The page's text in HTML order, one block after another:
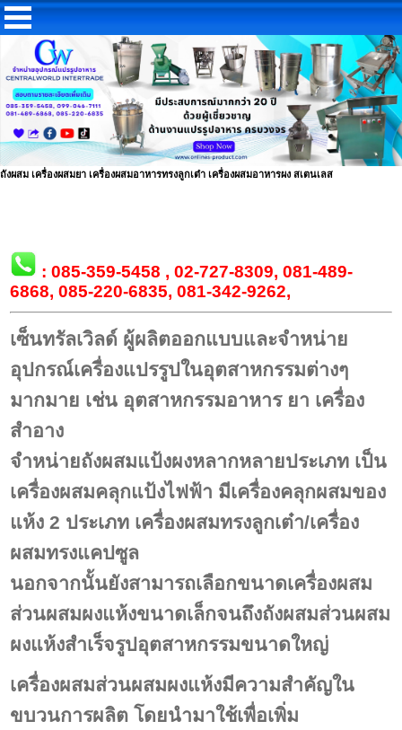
ถังผสม เครื่องผสมยา เครื่องผสมอาหารทรงลูกเต๋า เครื่องผสมอาหารผง สเตนเลส
:085-359-5458 ,02-727-8309,081-489-
6868, 085-220-6835,081-342-9262,
เซ็นทรัลเวิลด์ ผู้ผลิตออกแบบและจำหน่าย
อุปกรณ์เครื่องแปรรูปในอุตสาหกรรมต่างๆ
มากมาย เช่น อุตสาหกรรมอาหาร ยา เครื่อง
สำอาง
จำหน่ายถังผสมแป้งผงหลากหลายประเภท เป็น
เครื่องผสมคลุกแป้งไฟฟ้า มีเครื่องคลุกผสมของ
แห้ง 2 ประเภท เครื่องผสมทรงลูกเต๋า/เครื่อง
ผสมทรงแคปซูล
นอกจากนั้นยังสามารถเลือกขนาดเครื่องผสม
ส่วนผสมผงแห้งขนาดเล็กจนถึงถังผสมส่วนผสม
ผงแห้งสำเร็จรูปอุตสาหกรรมขนาดใหญ่
เครื่องผสมส่วนผสมผงแห้งมีความสำคัญใน
ขบวนการผลิต โดยนำมาใช้เพื่อเพิ่ม